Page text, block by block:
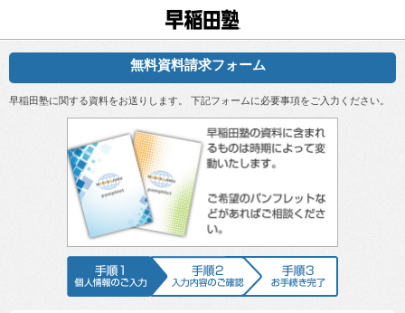
無料資料請求フォーム
早稲田塾に関する資料をお送りします。 下記フォームに必要事項をご入力ください。
手順1 個人情報のご入力手順2 入力内容のご確認